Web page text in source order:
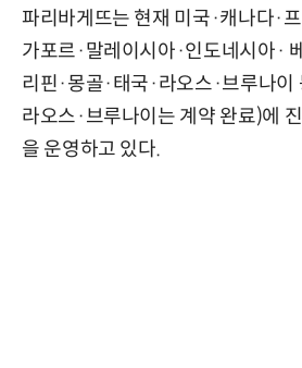
파리바게뜨는 현재 미국·캐나다·
가포르·말레이시아·인도네시아·
리핀·몽골·태국·라오스·브루나이
라오스·브루나이는 계약 완료)에
을 운영하고 있다.